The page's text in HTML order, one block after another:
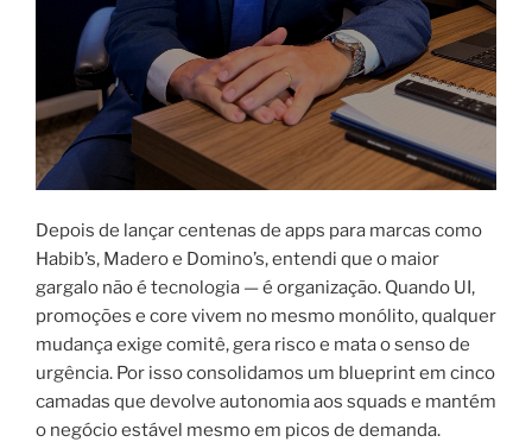
Depois de lançar centenas de apps para marcas como
Habib’s, Madero e Domino’s, entendi que o maior
gargalo não é tecnologia — é organização. Quando UI,
promoções e core vivem no mesmo monólito, qualquer
mudança exige comitê, gera risco e mata o senso de
urgência. Por isso consolidamos um blueprint em cinco
camadas que devolve autonomia aos squads e mantém
o negócio estável mesmo em picos de demanda.